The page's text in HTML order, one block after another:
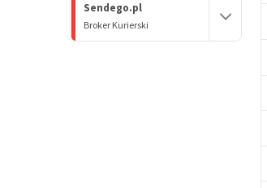
Sendego.pl
Broker Kurierski